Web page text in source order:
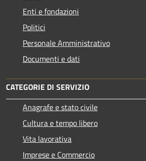
Enti e fondazioni
Politici
Personale Amministrativo
Documenti e dati
CATEGORIE DI SERVIZIO
Anagrafe e stato civile
Cultura e tempo libero
Vita lavorativa
Imprese e Commercio